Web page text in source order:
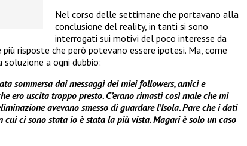
Nel corso delle settimane che portavano alla
conclusione del reality, in tanti si sono
interrogati sui motivi del poco interesse da
risposte che però potevano essere ipotesi. Ma, come
soluzione a ogni dubbio:
sommersa dai messaggi dei miei followers, amici e
ero uscita troppo presto. C’erano rimasti così male che mi
avevano smesso di guardare l’Isola. Pare che i dati
ci sono stata io è stata la più vista. Magari è solo un caso